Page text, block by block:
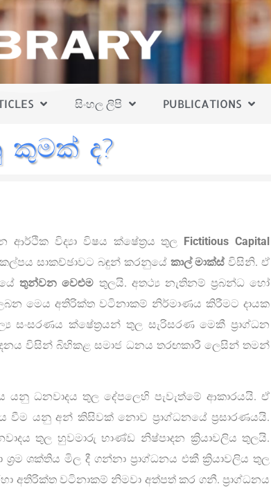
සිංහල ලිපි PUBLICATIONS
කුමක් ද?
ආර්ථික විද්‍යා විෂය ක්ෂේත්‍රය තුල Fictitious Capital
සාකච්ඡාවට බඳුන් කරනුයේ කාල් මාක්ස් විසිනි. ඒ
තුන්වන වෙළුම තුලයි. අතථ්‍ය නැතිනම් ප්‍රබන්ධ හෝ
මෙය අතිරික්ත වටිනාකම් නිර්මාණය කිරීමට දායක
ක්ෂේත්‍රයන් තුල සැරිසරණ මෙකී ප්‍රාග්ධන
විසින් බිහිකළ සමාජ ධනය තරඟකාරී ලෙසින් තමන්
යනු ධනවාදය තුල දේපලෙහි පැවැත්මේ ආකාරයයි. ඒ
වීම යනු අන් කිසිවක් නොව ප්‍රාග්ධනයේ ප්‍රසාරණයයි.
තුල හුවමාරු භාණ්ඩ නිෂ්පාදන ක්‍රියාවලිය තුලයි.
ශක්තිය මිල දී ගන්නා ප්‍රාග්ධනය එකී ක්‍රියාවලිය තුල
අතිරික්ත වටිනාකම් නිමවා අත්පත් කර ගනී. ප්‍රාග්ධනය